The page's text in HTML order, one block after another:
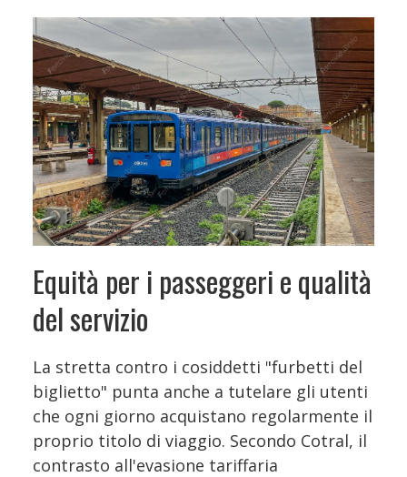
Equità per i passeggeri e qualità
del servizio
La stretta contro i cosiddetti "furbetti del
biglietto" punta anche a tutelare gli utenti
che ogni giorno acquistano regolarmente il
proprio titolo di viaggio. Secondo Cotral, il
contrasto all'evasione tariffaria